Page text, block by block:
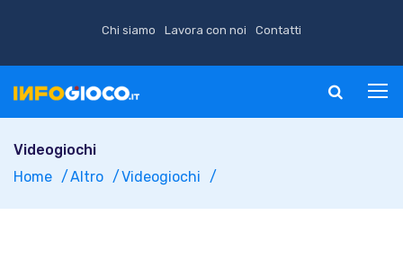
Chi siamo Lavora con noi Contatti
Videogiochi
Home
Altro Videogiochi